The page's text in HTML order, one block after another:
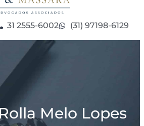
31 2555-6002 (31) 97198-6129
Melo Lopes